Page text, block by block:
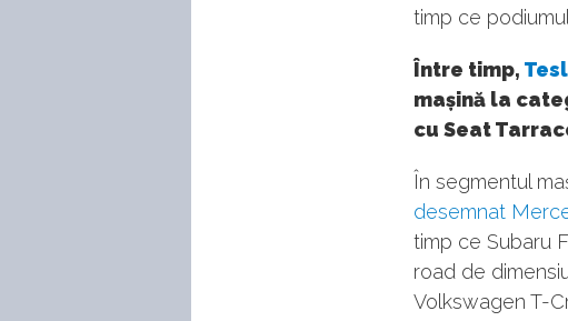
timp ce
Între timp,
mașină la
cu Seat
În segmentul
desemnat
timp ce Subaru
road de
Volkswagen T-